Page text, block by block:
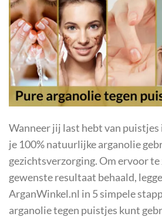
Wanneer jij last hebt van puistjes
je 100% natuurlijke arganolie
gezichtsverzorging. Om ervoor te
gewenste resultaat behaald,
ArganWinkel.nl in 5 simpele
arganolie tegen puistjes kunt